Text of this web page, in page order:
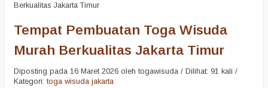
Berkualitas Jakarta Timur
Tempat Pembuatan Toga Wisuda
Murah Berkualitas Jakarta Timur
Diposting pada 16 Maret 2026 oleh togawisuda / Dilihat: 91 kali /
Kategori: toga wisuda jakarta